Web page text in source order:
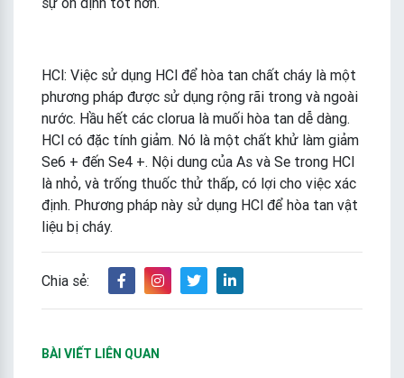
HCl: Việc sử dụng HCl để hòa tan chất cháy là một
phương pháp được sử dụng rộng rãi trong và ngoài
nước. Hầu hết các clorua là muối hòa tan dễ dàng.
HCl có đặc tính giảm. Nó là một chất khử làm giảm
Se6 + đến Se4 +. Nội dung của As và Se trong HCl
là nhỏ, và trống thuốc thử thấp, có lợi cho việc xác
định. Phương pháp này sử dụng HCl để hòa tan vật
liệu bị cháy.
Chia sẻ:
BÀI VIẾT LIÊN QUAN